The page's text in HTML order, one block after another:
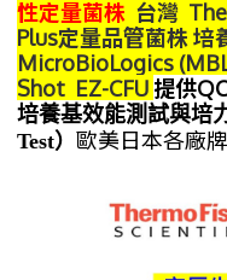
性定量菌株 台灣
Plus定量品管菌株 培
MicroBioLogics
Shot EZ-CFU 提供
培養基效能測試與培
Test） 歐美日本各廠